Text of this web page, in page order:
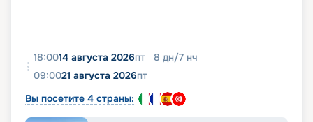
18:0014 августа 2026пт 8 дн/7 нч
09:0021 августа 2026пт
Вы посетите 4 страны: